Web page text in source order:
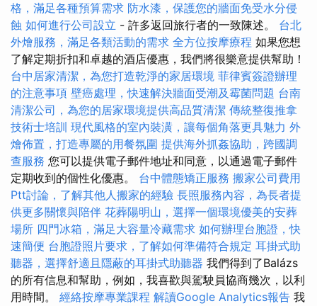
格，滿足各種預算需求 防水漆，保護您的牆面免受水分侵
蝕 如何進行公司設立 - 許多返回旅行者的一致陳述。 台北
外燴服務，滿足各類活動的需求 全方位按摩療程 如果您想
了解定期折扣和卓越的酒店優惠，我們將很樂意提供幫助！
台中居家清潔，為您打造乾淨的家居環境 菲律賓簽證辦理
的注意事項 壁癌處理，快速解決牆面受潮及霉菌問題 台南
清潔公司，為您的居家環境提供高品質清潔 傳統整復推拿
技術士培訓 現代風格的室內裝潢，讓每個角落更具魅力 外
燴佈置，打造專屬的用餐氛圍 提供海外抓姦協助，跨國調
查服務 您可以提供電子郵件地址和同意，以通過電子郵件
定期收到的個性化優惠。 台中體態矯正服務 搬家公司費用
Ptt討論，了解其他人搬家的經驗 長照服務內容，為長者提
供更多關懷與陪伴 花葬陽明山，選擇一個環境優美的安葬
場所 四門冰箱，滿足大容量冷藏需求 如何辦理台胞證，快
速簡便 台胞證照片要求，了解如何準備符合規定 耳掛式助
聽器，選擇舒適且隱蔽的耳掛式助聽器 我們得到了Balázs
的所有信息和幫助，例如，我喜歡與駕駛員協商幾次，以利
用時間。 經絡按摩專業課程 解讀Google Analytics報告 我